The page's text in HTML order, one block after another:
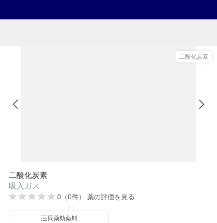
二酸化炭素
二酸化炭素
吸入ガス
0（0件） 薬の評価を見る
同薬効薬剤